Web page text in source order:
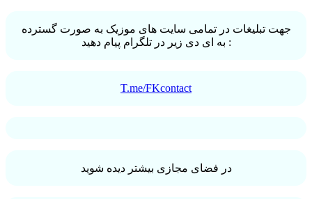
جهت تبلیغات در تمامی سایت های موزیک به صورت گسترده
به ای دی زیر در تلگرام پیام دهید :
T.me/FKcontact
در فضای مجازی بیشتر دیده شوید